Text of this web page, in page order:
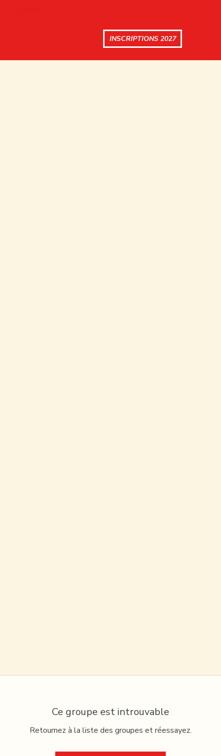
INSCRIPTIONS 2027
Ce groupe est introuvable
Retournez à la liste des groupes et réessayez.